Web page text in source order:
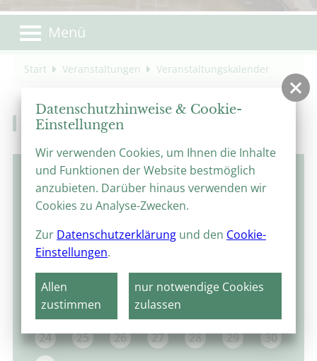
Menü
Start Veranstaltungen Veranstaltungskalender
Veranstaltungskalender
August 2026
MO DI MI DO
3
4
10
13 14 15
17
18 20
24
25 26 27 28 29
30
Datenschutzhinweise & Cookie-
Einstellungen
Wir verwenden Cookies, um Ihnen die Inhalte
und Funktionen der Website bestmöglich
anzubieten. Darüber hinaus verwenden wir
Cookies zu Analyse-Zwecken.
Zur Datenschutzerklärung und den Cookie-
Einstellungen.
Allen
zustimmen
nur notwendige Cookies
zulassen